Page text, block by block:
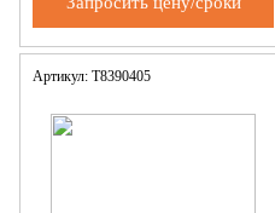
Артикул: Т8390405